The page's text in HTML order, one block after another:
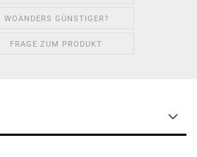
WOANDERS GÜNSTIGER?
FRAGE ZUM PRODUKT